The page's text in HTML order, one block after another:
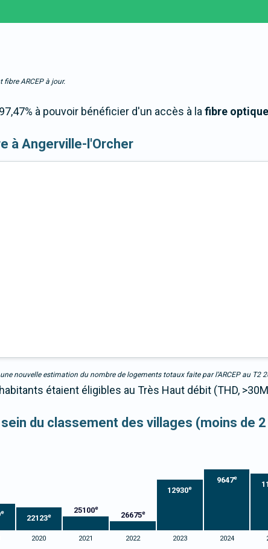
fibre ARCEP à jour.
à pouvoir bénéficier d'un accès à lafibre optique
à Angerville-l'Orcher
nouvelle estimation du nombre de logements totaux faite par l’ARCEP au T2
étaient éligibles au Très Haut débit (THD,
du classement des villages (moins de
e
22123e
25100e
26675e
12930e
9647e
2020 2021 2022 2023 2024